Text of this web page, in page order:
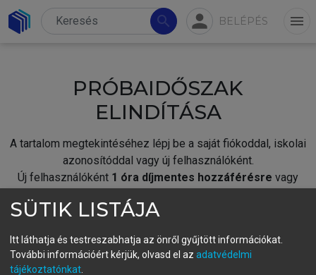
search person BELÉPÉS menu
PRÓBAIDŐSZAK
ELINDÍTÁSA
A tartalom megtekintéséhez lépj be a saját fiókoddal, iskolai
azonosítóddal vagy új felhasználóként.
Új felhasználóként 1 óra díjmentes hozzáférésre vagy
fiókoddal,vagy hozz létre új fiókot.
A regisztráció után apróbaidőszakautomatikusan
SÜTIK LISTÁJA
Itt láthatja és testreszabhatja az önről gyűjtött információkat.
További információért kérjük, olvasd el az adatvédelmi
tájékoztatónkat